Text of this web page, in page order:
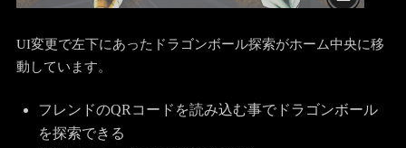
UI変更で左下にあったドラゴンボール探索がホーム中央に移
動しています。
フレンドのQRコードを読み込む事でドラゴンボール
を探索できる